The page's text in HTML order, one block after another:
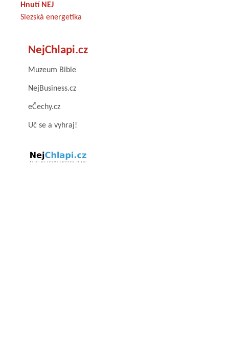
Hnutí NEJ
Slezská energetika
NejChlapi.cz
Muzeum Bible
NejBusiness.cz
eČechy.cz
Uč se a vyhraj!